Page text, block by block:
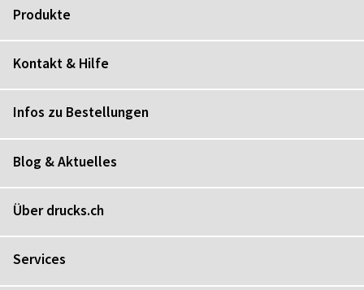
Produkte
Kontakt & Hilfe
Infos zu Bestellungen
Blog & Aktuelles
Über drucks.ch
Services